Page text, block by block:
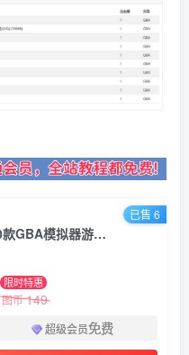
怀旧自适应网页在线小游戏【500款GBA模拟器游戏】最新整理WIN系服务端+Linux手工服务端+管理后台+支持手柄+存档
限时特惠
图币149
超级会员免费
已售 6